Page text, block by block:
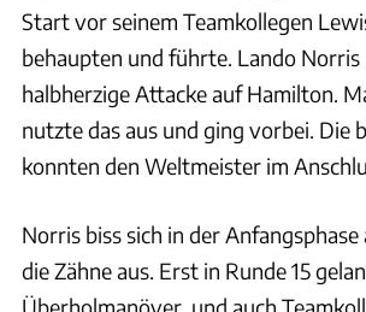
Start vor seinem Teamkollegen
behaupten und führte. Lando
halbherzige Attacke auf Hamilton.
nutzte das aus und ging vorbei. Die
konnten den Weltmeister im
Norris biss sich in der
die Zähne aus. Erst in Runde 15
Überholmanöver, und auch